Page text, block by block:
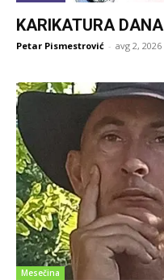
KARIKATURA DANA
Petar Pismestrović - avg 2, 2026
Mesečina